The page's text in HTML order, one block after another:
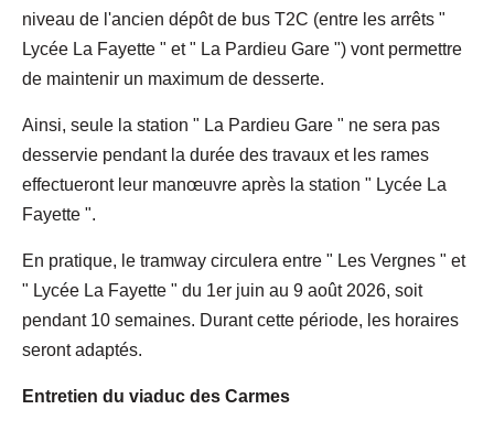
niveau de l'ancien dépôt de bus T2C (entre les arrêts "
Lycée La Fayette " et " La Pardieu Gare ") vont permettre
de maintenir un maximum de desserte.
Ainsi, seule la station " La Pardieu Gare " ne sera pas
desservie pendant la durée des travaux et les rames
effectueront leur manœuvre après la station " Lycée La
Fayette ".
En pratique, le tramway circulera entre " Les Vergnes " et
" Lycée La Fayette " du 1er juin au 9 août 2026, soit
pendant 10 semaines. Durant cette période, les horaires
seront adaptés.
Entretien du viaduc des Carmes